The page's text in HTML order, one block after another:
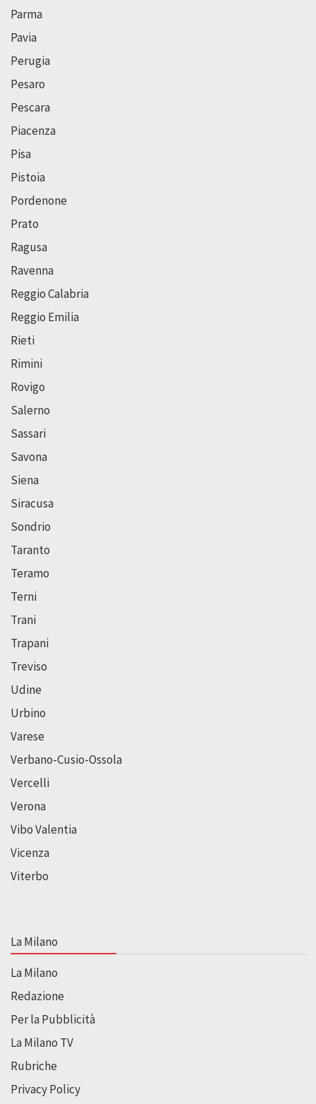
Parma
Pavia
Perugia
Pesaro
Pescara
Piacenza
Pisa
Pistoia
Pordenone
Prato
Ragusa
Ravenna
Reggio Calabria
Reggio Emilia
Rieti
Rimini
Rovigo
Salerno
Sassari
Savona
Siena
Siracusa
Sondrio
Taranto
Teramo
Terni
Trani
Trapani
Treviso
Udine
Urbino
Varese
Verbano-Cusio-Ossola
Vercelli
Verona
Vibo Valentia
Vicenza
Viterbo
La Milano
La Milano
Redazione
Per la Pubblicità
La Milano TV
Rubriche
Privacy Policy